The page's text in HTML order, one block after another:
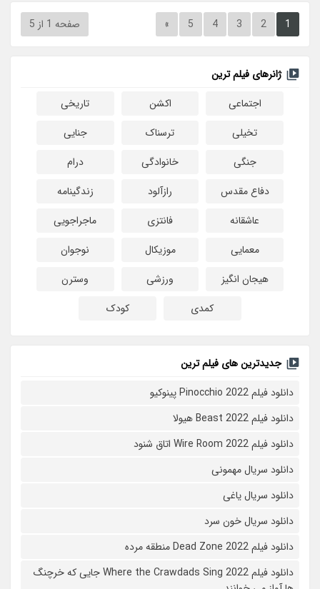
صفحه 1 از 5 1
2
3
4
5
»
ژانرهای فیلم ترین
اجتماعی
اکشن
تاریخی
تخیلی
ترسناک
جنایی
جنگی
خانوادگی
درام
دفاع مقدس
رازآلود
زندگینامه
عاشقانه
فانتزی
ماجراجویی
معمایی
موزیکال
نوجوان
هیجان انگیز
ورزشی
وسترن
کمدی
کودک
جدیدترین های فیلم ترین
دانلود فیلم Pinocchio 2022 پینوکیو
دانلود فیلم Beast 2022 هیولا
دانلود فیلم Wire Room 2022 اتاق شنود
دانلود سریال مهمونی
دانلود سریال یاغی
دانلود سریال خون سرد
دانلود فیلم 2022 Dead Zone منطقه مرده
دانلود فیلم Where the Crawdads Sing 2022 جایی که خرچنگ